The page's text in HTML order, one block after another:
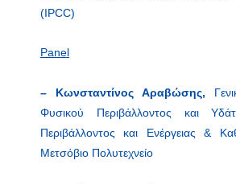
(IPCC)
Panel
– Κωνσταντίνος Αραβώσης,
Φυσικού Περιβάλλοντος και
Περιβάλλοντος και Ενέργειας &
Μετσόβιο Πολυτεχνείο